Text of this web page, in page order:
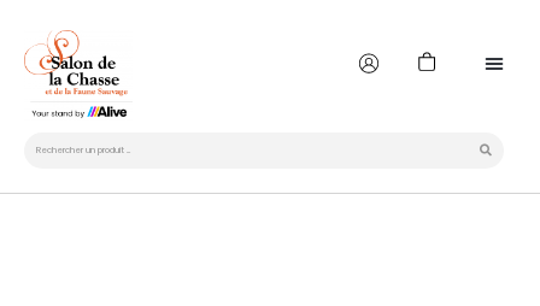
contenu
Panier
Rechercher